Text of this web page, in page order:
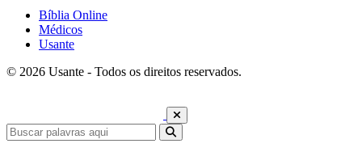
Bíblia Online
Médicos
Usante
© 2026 Usante - Todos os direitos reservados.